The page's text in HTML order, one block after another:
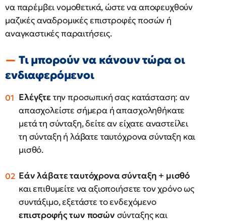
να παρέμβει νομοθετικά, ώστε να αποφευχθούν
μαζικές αναδρομικές επιστροφές ποσών ή
αναγκαστικές παραιτήσεις.
Τι μπορούν να κάνουν τώρα οι
ενδιαφερόμενοι
Ελέγξτετην προσωπική σας κατάσταση: αν
απασχολείστε σήμερα ή απασχοληθήκατε
μετά τη σύνταξη, δείτε αν είχατε αναστείλει
τη σύνταξη ή λάβατε ταυτόχρονα σύνταξη και
μισθό.
Εάν λάβατε ταυτόχρονα σύνταξη + μισθό
και επιθυμείτε να αξιοποιήσετε τον χρόνο ως
συντάξιμο, εξετάστε το ενδεχόμενο
επιστροφής των ποσών σύνταξης και